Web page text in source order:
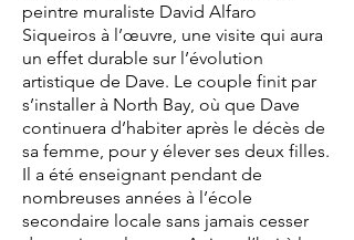
peintre muraliste David Alfaro
Siqueiros à l’œuvre, une visite qui aura
un effet durable sur l’évolution
artistique de Dave. Le couple finit par
s’installer à North Bay, où que Dave
continuera d’habiter après le décès de
sa femme, pour y élever ses deux filles.
Il a été enseignant pendant de
nombreuses années à l’école
secondaire locale sans jamais cesser